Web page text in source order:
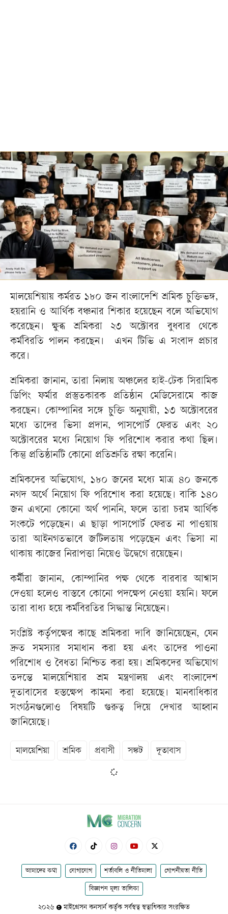
মালয়েশিয়ায় কর্মরত ১৮০ জন বাংলাদেশি শ্রমিক চুক্তিভঙ্গ,
হয়রানি ও আর্থিক বঞ্চনার শিকার হয়েছেন বলে অভিযোগ
করেছেন। ক্ষুব্ধ শ্রমিকরা ২৩ অক্টোবর বুধবার থেকে
কর্মবিরতি পালন করছেন। এখন টিভি এ সংবাদ প্রচার
করে।
শ্রমিকরা জানান, তারা নিলায় অঞ্চলের হাই-টেক সিরামিক
ডিপিং ফর্মার প্রস্তুতকারক প্রতিষ্ঠান মেডিসেরামে কাজ
করছেন। কোম্পানির সঙ্গে চুক্তি অনুযায়ী, ১৩ অক্টোবরের
মধ্যে তাদের ভিসা প্রদান, পাসপোর্ট ফেরত এবং ২০
অক্টোবরের মধ্যে নিয়োগ ফি পরিশোধ করার কথা ছিল।
কিন্তু প্রতিষ্ঠানটি কোনো প্রতিশ্রুতি রক্ষা করেনি।
শ্রমিকদের অভিযোগ, ১৮০ জনের মধ্যে মাত্র ৪০ জনকে
নগদ অর্থে নিয়োগ ফি পরিশোধ করা হয়েছে। বাকি ১৪০
জন এখনো কোনো অর্থ পাননি, ফলে তারা চরম আর্থিক
সংকটে পড়েছেন। এ ছাড়া পাসপোর্ট ফেরত না পাওয়ায়
তারা আইনগতভাবে জটিলতায় পড়েছেন এবং ভিসা না
থাকায় কাজের নিরাপত্তা নিয়েও উদ্বেগে রয়েছেন।
কর্মীরা জানান, কোম্পানির পক্ষ থেকে বারবার আশ্বাস
দেওয়া হলেও বাস্তবে কোনো পদক্ষেপ নেওয়া হয়নি। ফলে
তারা বাধ্য হয়ে কর্মবিরতির সিদ্ধান্ত নিয়েছেন।
সংশ্লিষ্ট কর্তৃপক্ষের কাছে শ্রমিকরা দাবি জানিয়েছেন, যেন
দ্রুত সমস্যার সমাধান করা হয় এবং তাদের পাওনা
পরিশোধ ও বৈধতা নিশ্চিত করা হয়। শ্রমিকদের অভিযোগ
তদন্তে মালয়েশিয়ার শ্রম মন্ত্রণালয় এবং বাংলাদেশ
দূতাবাসের হস্তক্ষেপ কামনা করা হয়েছে। মানবাধিকার
সংগঠনগুলোও বিষয়টি গুরুত্ব দিয়ে দেখার আহ্বান
জানিয়েছে।
মালয়েশিয়া শ্রমিক প্রবাসী সঙ্কট দূতাবাস
আমাদের কথা যোগাযোগ শর্তাবলি ও নীতিমালা গোপনীয়তা নীতি
বিজ্ঞাপন মূল্য তালিকা
২০২৬ মাইগ্রেসন কনসার্ন কর্তৃক সর্বস্বত্ব স্বত্বাধিকার সংরক্ষিত